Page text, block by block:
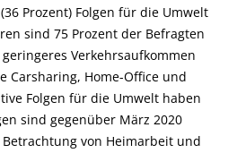
Prozent) Folgen für die Umwelt
sind 75 Prozent der Befragten
Verkehrsaufkommen
Carsharing, Home-Office und
Folgen für die Umwelt haben
sind gegenüber März 2020
von Heimarbeit und